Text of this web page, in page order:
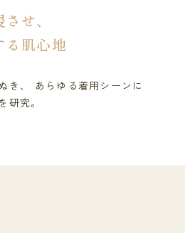
せ、
る肌心地
き、 あらゆる着用シーンに
研究。